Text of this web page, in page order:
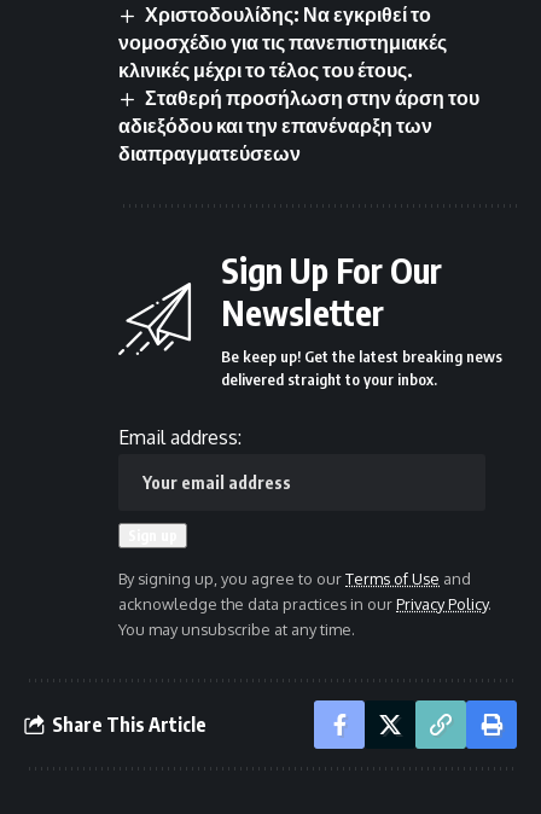
Χριστοδουλίδης: Να εγκριθεί το
νομοσχέδιο για τις πανεπιστημιακές
κλινικές μέχρι το τέλος του έτους.
Σταθερή προσήλωση στην άρση του
αδιεξόδου και την επανέναρξη των
διαπραγματεύσεων
Sign Up For Our
Newsletter
Be keep up! Get the latest breaking news
delivered straight to your inbox.
Email address:
By signing up, you agree to ourTerms of Use and
acknowledge the data practices in ourPrivacy Policy.
You may unsubscribe at any time.
Share This Article